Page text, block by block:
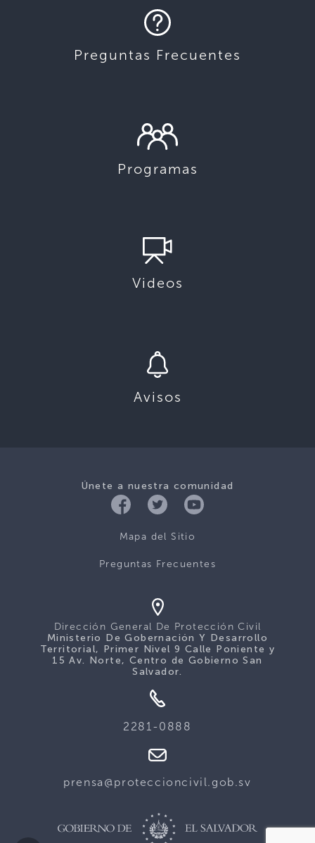
Preguntas Frecuentes
Programas
Videos
Avisos
Únete a nuestra comunidad
Mapa del Sitio
Preguntas Frecuentes
Dirección General De Protección Civil
Ministerio De Gobernación Y Desarrollo
Territorial, Primer Nivel 9 Calle Poniente y
15 Av. Norte, Centro de Gobierno San
Salvador.
2281-0888
prensa@proteccioncivil.gob.sv